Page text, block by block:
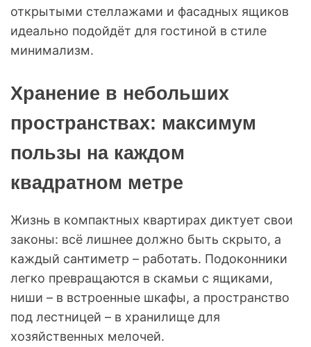
открытыми стеллажами и фасадных ящиков
идеально подойдёт для гостиной в стиле
минимализм.
Хранение в небольших
пространствах: максимум
пользы на каждом
квадратном метре
Жизнь в компактных квартирах диктует свои
законы: всё лишнее должно быть скрыто, а
каждый сантиметр – работать. Подоконники
легко превращаются в скамьи с ящиками,
ниши – в встроенные шкафы, а пространство
под лестницей – в хранилище для
хозяйственных мелочей.